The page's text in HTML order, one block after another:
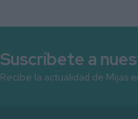
Suscríbete a
Recibe la actualidad de Mijas